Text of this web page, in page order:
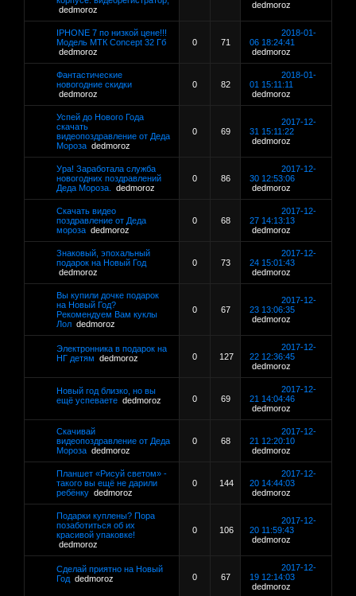
dedmoroz
dedmoroz
IPHONE 7 по низкой цене!!!
Модель МТК Concept 32 Гб
dedmoroz
0 71
2018-01-
06 18:24:41
dedmoroz
Фантастические
новогодние скидки
dedmoroz
0 82
2018-01-
01 15:11:11
dedmoroz
Успей до Нового Года
скачать
видеопоздравление от Деда
Мороза dedmoroz
0 69
2017-12-
31 15:11:22
dedmoroz
Ура! Заработала служба
новогодних поздравлений
Деда Мороза.
dedmoroz
0 86
2017-12-
30 12:53:06
dedmoroz
Скачать видео
поздравление от Деда
мороза dedmoroz
0 68
2017-12-
27 14:13:13
dedmoroz
Знаковый, эпохальный
подарок на Новый Год
dedmoroz
0 73
2017-12-
24 15:01:43
dedmoroz
Вы купили дочке подарок
на Новый Год?
Рекомендуем Вам куклы
Лол dedmoroz
0 67
2017-12-
23 13:06:35
dedmoroz
Электронника в подарок на
НГ детям dedmoroz 0 127
2017-12-
22 12:36:45
dedmoroz
Новый год близко, но вы
ещё успеваете dedmoroz 0 69
2017-12-
21 14:04:46
dedmoroz
Скачивай
видеопоздравление от Деда
Мороза dedmoroz
0 68
2017-12-
21 12:20:10
dedmoroz
Планшет «Рисуй светом» -
такого вы ещё не дарили
ребёнку dedmoroz
0 144
2017-12-
20 14:44:03
dedmoroz
Подарки куплены? Пора
позаботиться об их
красивой упаковке!
dedmoroz
0 106
2017-12-
20 11:59:43
dedmoroz
Сделай приятно на Новый
Год dedmoroz 0 67
2017-12-
19 12:14:03
dedmoroz